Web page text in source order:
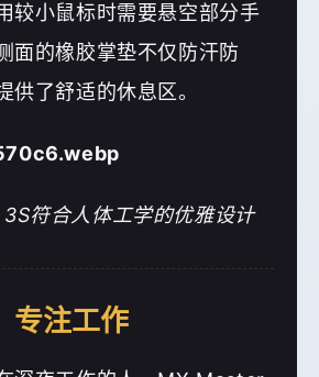
较小鼠标时需要悬空部分手
面的橡胶掌垫不仅防汗防
供了舒适的休息区。
符合人体工学的优雅设计
专注工作